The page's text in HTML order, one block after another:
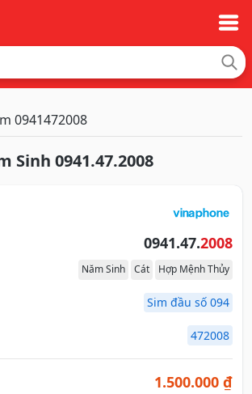
0941472008
Sinh 0941.47.2008
0941.47.2008
Năm Sinh Cát Hợp Mệnh Thủy
Sim đầu số 094
472008
1.500.000 ₫